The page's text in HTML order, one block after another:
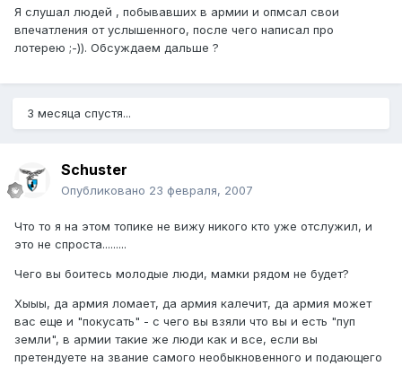
Я слушал людей , побывавших в армии и опмсал свои
впечатления от услышенного, после чего написал про
лотерею ;-)). Обсуждаем дальше ?
3 месяца спустя...
Schuster
Опубликовано 23 февраля, 2007
Что то я на этом топике не вижу никого кто уже отслужил, и
это не спроста.........
Чего вы боитесь молодые люди, мамки рядом не будет?
Хыыы, да армия ломает, да армия калечит, да армия может
вас еще и "покусать" - с чего вы взяли что вы и есть "пуп
земли", в армии такие же люди как и все, если вы
претендуете на звание самого необыкновенного и подающего